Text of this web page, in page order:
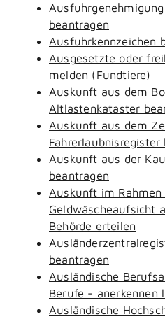
beantragen
Ausfuhrkennzeichen
Ausgesetzte oder
melden (Fundtiere)
Auskunft aus dem
Altlastenkataster
Auskunft aus dem
Fahrerlaubnisregister
Auskunft aus der
beantragen
Auskunft im Rahmen
Geldwäscheaufsicht
Behörde erteilen
beantragen
Ausländische
Berufe - anerkennen
Ausländische